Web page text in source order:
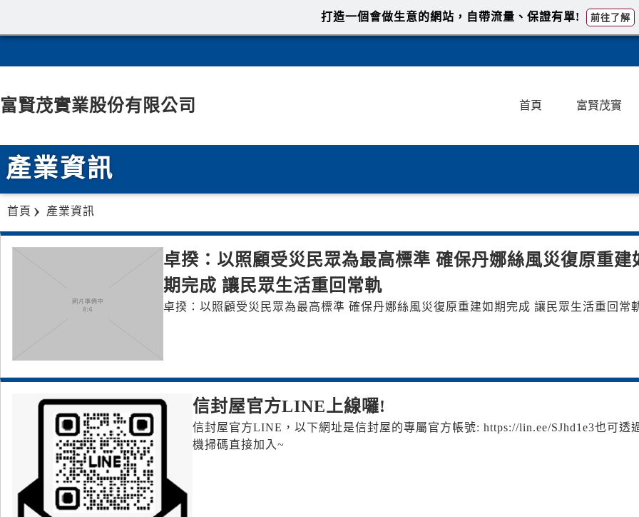
富賢茂實業股份有限公司 首頁 富賢茂實
產業資訊
首頁 產業資訊
卓揆：以照顧受災民眾為最高標準 確保丹娜絲風災復原重建
期完成 讓民眾生活重回常軌
卓揆：以照顧受災民眾為最高標準 確保丹娜絲風災復原重建如期完成 讓民眾生活重回常
信封屋官方LINE上線囉!
信封屋官方LINE，以下網址是信封屋的專屬官方帳號: https://lin.ee/SJhd1e3 也可透
機掃碼直接加入~
打造一個會做生意的網站，自帶流量、保證有單! 前往了解